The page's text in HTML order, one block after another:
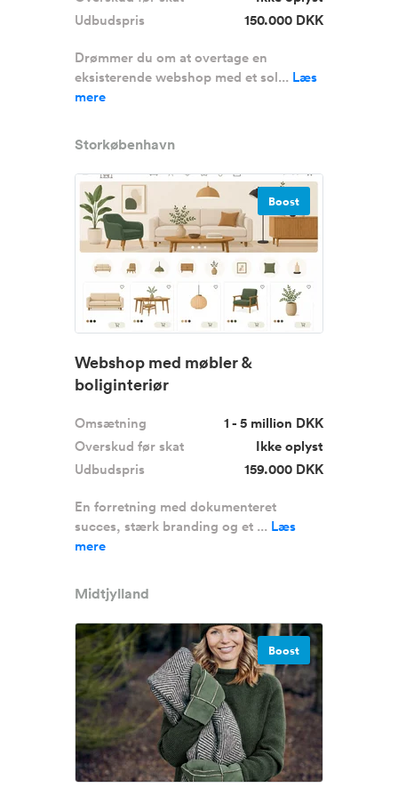
Udbudspris
150.000 DKK
Drømmer du om at overtage en
eksisterende webshop med et sol... Læs
mere
Storkøbenhavn
Boost
Webshop med møbler &
boliginteriør
Omsætning
1 - 5 million DKK
Overskud før skat
Ikke oplyst
Udbudspris
159.000 DKK
En forretning med dokumenteret
succes, stærk branding og et ... Læs
mere
Midtjylland
Boost